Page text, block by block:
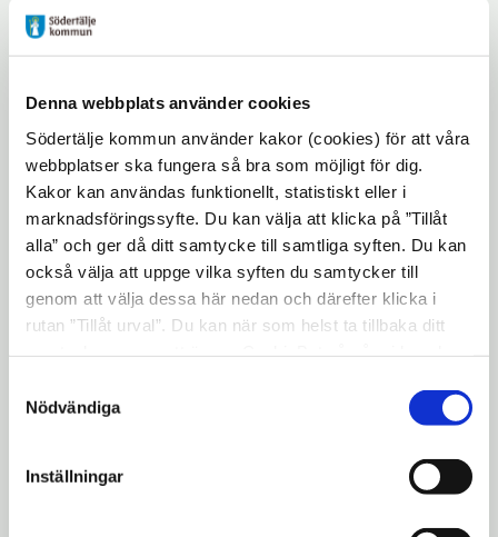
Denna webbplats använder cookies
Södertälje kommun använder kakor (cookies) för att våra
webbplatser ska fungera så bra som möjligt för dig.
Kakor kan användas funktionellt, statistiskt eller i
marknadsföringssyfte. Du kan välja att klicka på ”Tillåt
alla” och ger då ditt samtycke till samtliga syften. Du kan
också välja att uppge vilka syften du samtycker till
genom att välja dessa här nedan och därefter klicka i
rutan ”Tillåt urval”. Du kan när som helst ta tillbaka ditt
"Visa detaljer" kan du läsa om hur kakorna används och
hur vi och våra leverantörer inhämtar och behandlar
Nödvändiga
Inställningar
Evenemangsinformation
Mötesplatsen Morkullan